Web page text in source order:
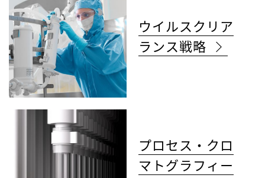
ウイルスクリア
ランス戦略
プロセス・クロ
マトグラフィー